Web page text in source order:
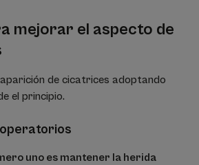
mejorar el aspecto de
de cicatrices adoptando
el principio.
uno es mantener la herida